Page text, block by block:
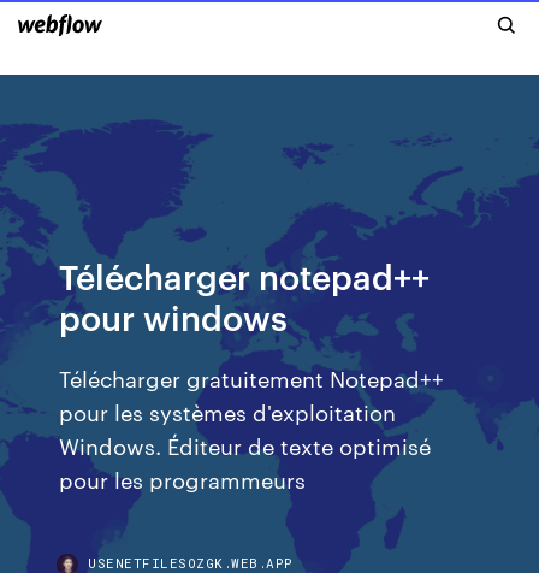
Télécharger notepad++
pour windows
Télécharger gratuitement Notepad++
pour les systèmes d'exploitation
Windows. Éditeur de texte optimisé
pour les programmeurs
USENETFILESOZGK.WEB.APP